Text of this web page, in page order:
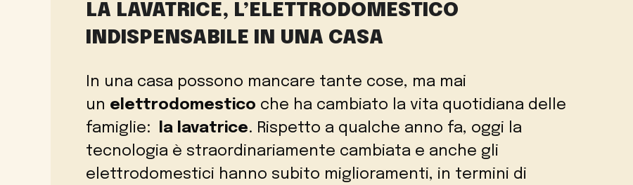
LA LAVATRICE, L’ELETTRODOMESTICO
INDISPENSABILE IN UNA CASA
In una casa possono mancare tante cose, ma mai
un elettrodomestico che ha cambiato la vita quotidiana delle
famiglie: la lavatrice. Rispetto a qualche anno fa, oggi la
tecnologia è straordinariamente cambiata e anche gli
elettrodomestici hanno subito miglioramenti, in termini di